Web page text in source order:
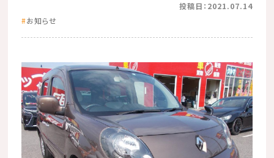
投稿日：2021.07.14
お知らせ